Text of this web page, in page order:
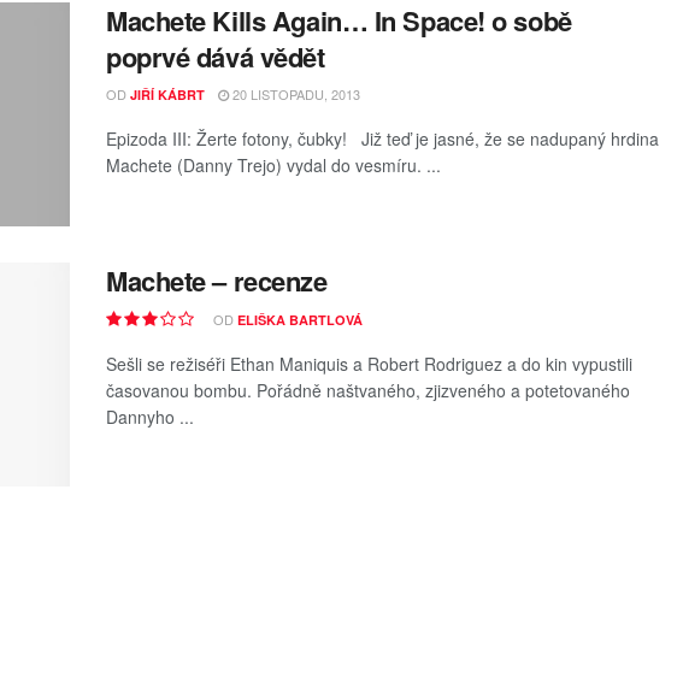
Machete Kills Again… In Space! o sobě
poprvé dává vědět
OD JIŘÍ KÁBRT 20 LISTOPADU, 2013
Epizoda III: Žerte fotony, čubky! Již teď je jasné, že se nadupaný hrdina
Machete (Danny Trejo) vydal do vesmíru. ...
Machete – recenze
OD ELIŠKA BARTLOVÁ
Sešli se režiséři Ethan Maniquis a Robert Rodriguez a do kin vypustili
časovanou bombu. Pořádně naštvaného, zjizveného a potetovaného
Dannyho ...